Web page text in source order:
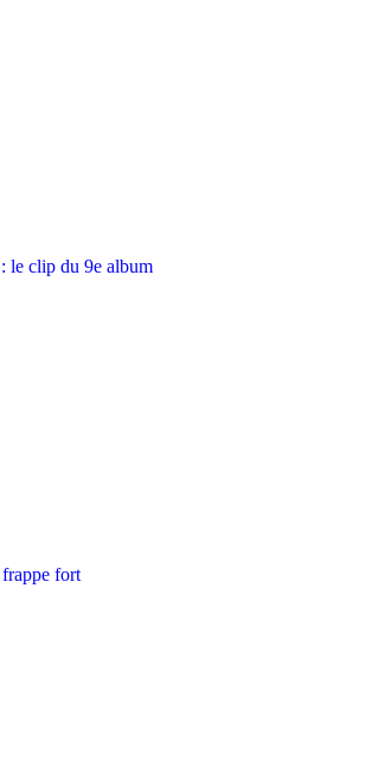
le clip du 9e album
fort